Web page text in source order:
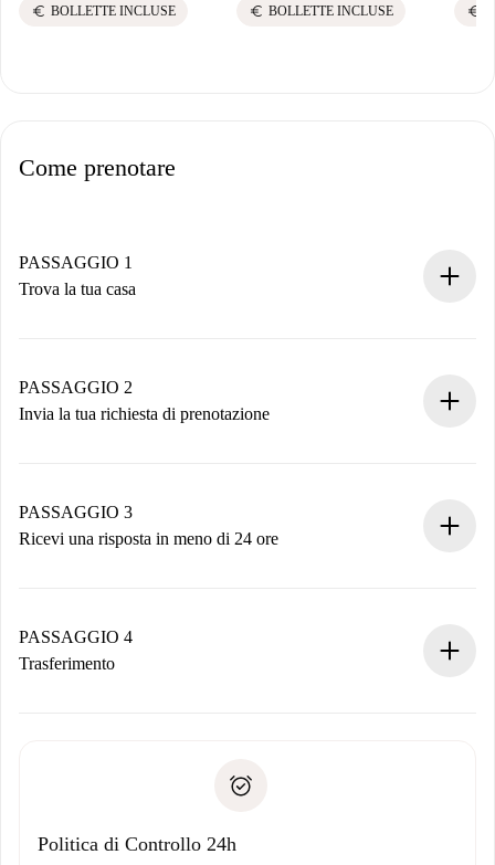
euro BOLLETTE INCLUSE euro BOLLETTE INCLUSE euro
Come prenotare
PASSAGGIO 1
Trova la tua casa
Hai tutte le informazioni necessarie in anticipo.
PASSAGGIO 2
Invia la tua richiesta di prenotazione
non accetta.
PASSAGGIO 3
Ricevi una risposta in meno di 24 ore
contatto con il proprietario.
Se rifiutata: non ti addebiteremo nulla e ti proporremo
Domiciliazione del pagamento
PASSAGGIO 4
Trasferimento
solo se non segnali problemi.
Politica di Controllo 24h